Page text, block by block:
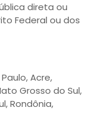
direta ou
Federal ou dos
Acre,
Grosso do Sul,
Rondônia,